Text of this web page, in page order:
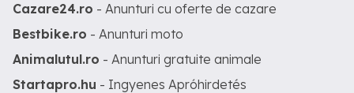
Cazare24.ro - Anunturi cu oferte de cazare
Bestbike.ro - Anunturi moto
Animalutul.ro - Anunturi gratuite animale
Startapro.hu - Ingyenes Apróhirdetés